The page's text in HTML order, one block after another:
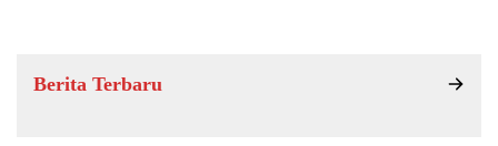
Berita Terbaru